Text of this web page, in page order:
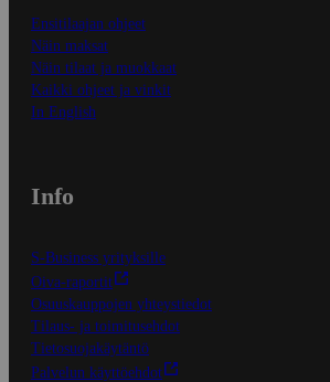
Ensitilaajan ohjeet
Näin maksat
Näin tilaat ja muokkaat
Kaikki ohjeet ja vinkit
In English
Info
S-Business yrityksille
Oiva-raportit
Osuuskauppojen yhteystiedot
Tilaus- ja toimitusehdot
Tietosuojakäytäntö
Palvelun käyttöehdot